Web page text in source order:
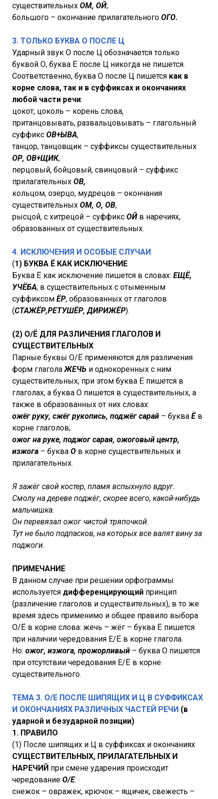
существительных ОМ, ОЙ;
большого – окончание прилагательного ОГО.
3. ТОЛЬКО БУКВА О ПОСЛЕ Ц
Ударный звук О после Ц обозначается только
буквой О, буква Ё после Ц никогда не пишется.
Соответственно, буква О после Ц пишется как в
корне слова, так и в суффиксах и окончаниях
любой части речи:
цокот, цоколь – корень слова,
пританцовывать, развальцовывать – глагольный
суффикс ОВ+ЫВА,
танцор, танцовщик – суффиксы существительных
ОР, ОВ+ЩИК,
перцовый, бойцовый, свинцовый – суффикс
прилагательных ОВ,
кольцом, озерцо, мудрецов – окончания
существительных ОМ, О, ОВ,
рысцой, с хитрецой – суффикс ОЙ в наречиях,
образованных от существительных.
4. ИСКЛЮЧЕНИЯ И ОСОБЫЕ СЛУЧАИ
(1) БУКВА Ё КАК ИСКЛЮЧЕНИЕ
Буква Ё как исключение пишется в словах: ЕЩЁ,
УЧЁБА; в существительных с отыменным
суффиксом ЁР, образованных от глаголов
(СТАЖЁР,РЕТУШЁР, ДИРИЖЁР).
(2) О/Ё ДЛЯ РАЗЛИЧЕНИЯ ГЛАГОЛОВ И
СУЩЕСТВИТЕЛЬНЫХ
Парные буквы О/Ё применяются для различения
форм глагола ЖЕЧЬ и однокоренных с ним
существительных, при этом буква Ё пишется в
глаголах, а буква О пишется в существительных, а
также в образованных от них словах:
ожёг руку, сжёг рукопись, поджёг сарай – буква Ё в
корне глаголов;
ожог на руке, поджог сарая, ожоговый центр,
изжога – буква О в корне существительных и
прилагательных.
Я зажёг свой костер, пламя вспыхнуло вдруг.
Смолу на дереве поджёг, скорее всего, какой-нибудь
мальчишка.
Он перевязал ожог чистой тряпочкой.
Тут не было подпасков, на которых все валят вину за
поджоги.
ПРИМЕЧАНИЕ
В данном случае при решении орфограммы
используется дифференцирующий принцип
(различение глаголов и существительных), в то же
время здесь применимо и общее правило выбора
О/Ё в корне слова: жечь – жёг – буква Ё пишется
при наличии чередования Е/Ё в корне глагола.
Но: ожог, изжога, прожорливый – буква О пишется
при отсутствии чередования Е/Ё в корне
существительного.
ТЕМА 3. О/Е ПОСЛЕ ШИПЯЩИХ И Ц В СУФФИКСАХ
И ОКОНЧАНИЯХ РАЗЛИЧНЫХ ЧАСТЕЙ РЕЧИ (в
ударной и безударной позиции)
1. ПРАВИЛО
(1) После шипящих и Ц в суффиксах и окончаниях
СУЩЕСТВИТЕЛЬНЫХ, ПРИЛАГАТЕЛЬНЫХ И
НАРЕЧИЙ при смене ударения происходит
чередование О/Е:
снежок – овражек, крючок – ящичек, свежесть –